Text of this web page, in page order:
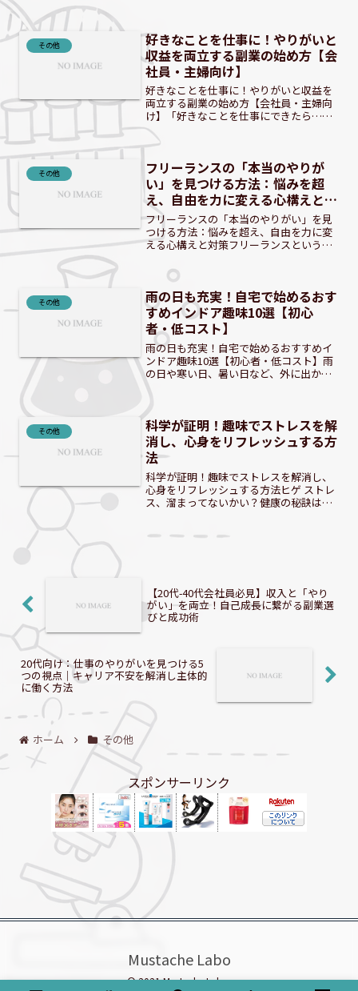
募っているなら、それは「燃...
その他
好きなことを仕事に！やりがいと
収益を両立する副業の始め方【会
社員・主婦向け】
好きなことを仕事に！やりがいと収益を
両立する副業の始め方【会社員・主婦向
け】「好きなことを仕事にできたら…」
そんな夢を抱く会社員や主婦の方も多い
のではないでしょうか。本記事では、や
きな副業」を始めるための...
その他
フリーランスの「本当のやりが
い」を見つける方法：悩みを超
え、自由を力に変える心構えと対
策
フリーランスの「本当のやりがい」を見
つける方法：悩みを超え、自由を力に変
える心構えと対策フリーランスという働
由」を象徴しています。しかし、その裏
には、想像以上に厳しい現実や、見過ご
されがちな「本当のやりがい...
その他
雨の日も充実！自宅で始めるおす
すめインドア趣味10選【初心
者・低コスト】
雨の日も充実！自宅で始めるおすすめイ
ンドア趣味10選【初心者・低コスト】雨
の日や寒い日、暑い日など、外に出かけ
るのが億劫な時でも、自宅で過ごす時間
を最大限に楽しむ方法はたくさんありま
す。この記事では、そんなおうち時間を
充実させるためのインド...
その他
科学が証明！趣味でストレスを解
消し、心身をリフレッシュする方
法
科学が証明！趣味でストレスを解消し、
心身をリフレッシュする方法ヒゲ ストレ
ス、溜まってないかい？健康の秘訣はリ
うちに心身に負担をかけています。日々
【20代-40代会社員必見】収入と「やり
がい」を両立！自己成長に繋がる副業選
びと成功術
20代向け：仕事のやりがいを見つける5
つの視点｜キャリア不安を解消し主体的
に働く方法
ホーム その他
スポンサーリンク
Mustache Labo
© 2021 Mustache Labo.